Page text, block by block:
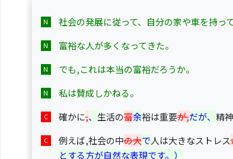
社会の発展に従って、自分の家や車を持っ
富裕な人が多くなってきた。
でも,これは本当の富裕だろうか。
私は賛成しかねる。
確かに,、 生活の富余裕は重要が,だが、 精
例えば,社会の中の大で人は大きなストレス
とする方が自然な表現です。）